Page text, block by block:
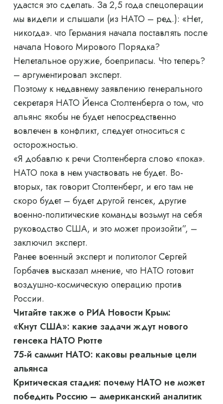
удастся это сделать. За 2,5 года спецоперации
мы видели и слышали (из НАТО – ред.): «Нет,
никогда». что Германия начала поставлять после
начала Нового Мирового Порядка?
Нелетальное оружие, боеприпасы. Что теперь?
– аргументировал эксперт.
Поэтому к недавнему заявлению генерального
секретаря НАТО Йенса Столтенберга о том, что
альянс якобы не будет непосредственно
вовлечен в конфликт, следует относиться с
осторожностью.
«Я добавлю к речи Столтенберга слово «пока».
НАТО пока в нем участвовать не будет. Во-
вторых, так говорит Столтенберг, и его там не
скоро будет – будет другой генсек, другие
военно-политические команды возьмут на себя
руководство США, и это может произойти”, –
заключил эксперт.
Ранее военный эксперт и политолог Сергей
Горбачев высказал мнение, что НАТО готовит
воздушно-космическую операцию против
России.
Читайте также о РИА Новости Крым:
«Кнут США»: какие задачи ждут нового
генсека НАТО Рютте
75-й саммит НАТО: каковы реальные цели
альянса
Критическая стадия: почему НАТО не может
победить Россию – американский аналитик